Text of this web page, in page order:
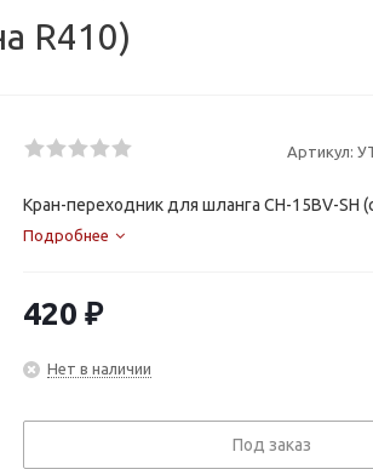
R410)
Артикул:
Кран-переходник для шланга CH-15BV-SH
Подробнее
420 ₽
Нет в наличии
Под заказ